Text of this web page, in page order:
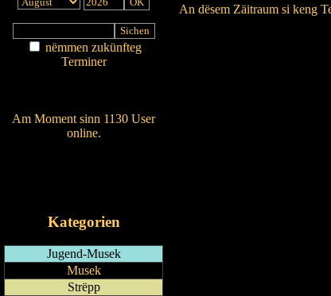
nëmmen zukünfteg
Terminer
Am Moment sinn 1130 User
online.
Kategorien
Jugend-Musek
Musek
Strëpp
An dësem Zäitraum si keng